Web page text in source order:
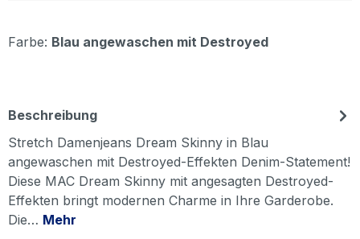
Farbe: Blau angewaschen mit Destroyed
Beschreibung
Stretch Damenjeans Dream Skinny in Blau
angewaschen mit Destroyed-Effekten Denim-Statement!
Diese MAC Dream Skinny mit angesagten Destroyed-
Effekten bringt modernen Charme in Ihre Garderobe.
Die… Mehr